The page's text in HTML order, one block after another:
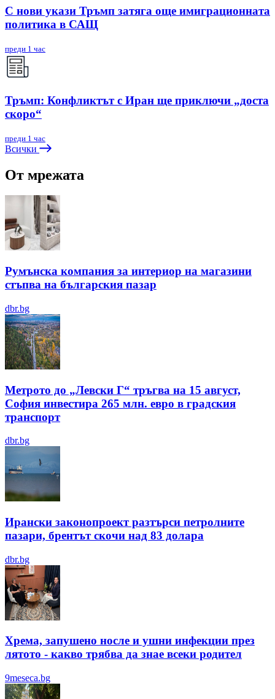
С нови укази Тръмп затяга още имиграционната
политика в САЩ
преди 1 час
Тръмп: Конфликтът с Иран ще приключи „доста
скоро“
преди 1 час
Всички
От мрежата
Румънска компания за интериор на магазини
стъпва на българския пазар
dbr.bg
Метрото до „Левски Г“ тръгва на 15 август,
София инвестира 265 млн. евро в градския
транспорт
dbr.bg
Ирански законопроект разтърси петролните
пазари, брентът скочи над 83 долара
dbr.bg
Хрема, запушено носле и ушни инфекции през
лятотo - какво трябва да знае всеки родител
9meseca.bg